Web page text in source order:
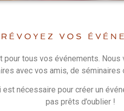
VOS
pour tous vos événements. Nous
avec vos amis, de
nécessaire pour créer un
pas prêts d’oublier !